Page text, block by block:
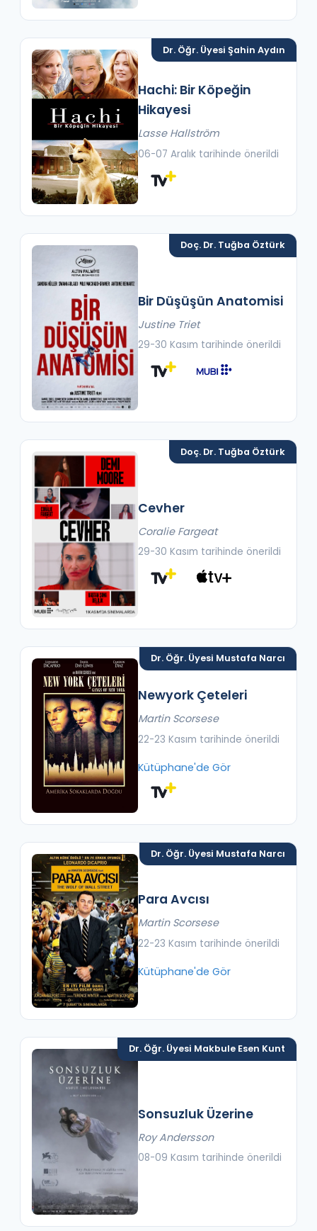
Dr. Öğr. Üyesi Şahin Aydın
Hachi: Bir Köpeğin
Hikayesi
Lasse Hallström
06-07 Aralık tarihinde önerildi
Doç. Dr. Tuğba Öztürk
Bir Düşüşün Anatomisi
Justine Triet
29-30 Kasım tarihinde önerildi
Doç. Dr. Tuğba Öztürk
Cevher
Coralie Fargeat
29-30 Kasım tarihinde önerildi
Dr. Öğr. Üyesi Mustafa Narcı
Newyork Çeteleri
Martin Scorsese
22-23 Kasım tarihinde önerildi
Kütüphane'de Gör
Dr. Öğr. Üyesi Mustafa Narcı
Para Avcısı
Martin Scorsese
22-23 Kasım tarihinde önerildi
Kütüphane'de Gör
Dr. Öğr. Üyesi Makbule Esen Kunt
Sonsuzluk Üzerine
Roy Andersson
08-09 Kasım tarihinde önerildi